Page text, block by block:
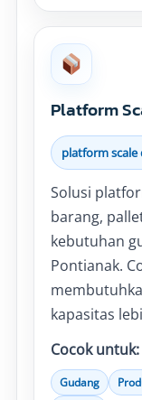
Platform
platform
Solusi
barang,
kebutuhan
Pontianak.
kapasitas
Cocok untuk:
Gudang